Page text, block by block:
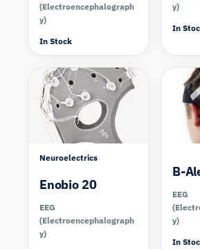
(Electroencephalograph
y)
In Stock
y)
In
Neuroelectrics
Enobio 20
EEG
(Electroencephalograph
y)
B-
EEG
y)
In